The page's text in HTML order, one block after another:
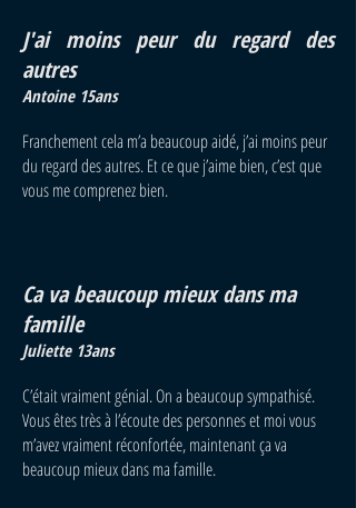
J'ai moins peur du regard des
autres
Antoine 15ans
Franchement cela m’a beaucoup aidé, j’ai moins peur
du regard des autres. Et ce que j’aime bien, c’est que
vous me comprenez bien.
Ca va beaucoup mieux dans ma
famille
Juliette 13ans
C’était vraiment génial. On a beaucoup sympathisé.
Vous êtes très à l’écoute des personnes et moi vous
m’avez vraiment réconfortée, maintenant ça va
beaucoup mieux dans ma famille.